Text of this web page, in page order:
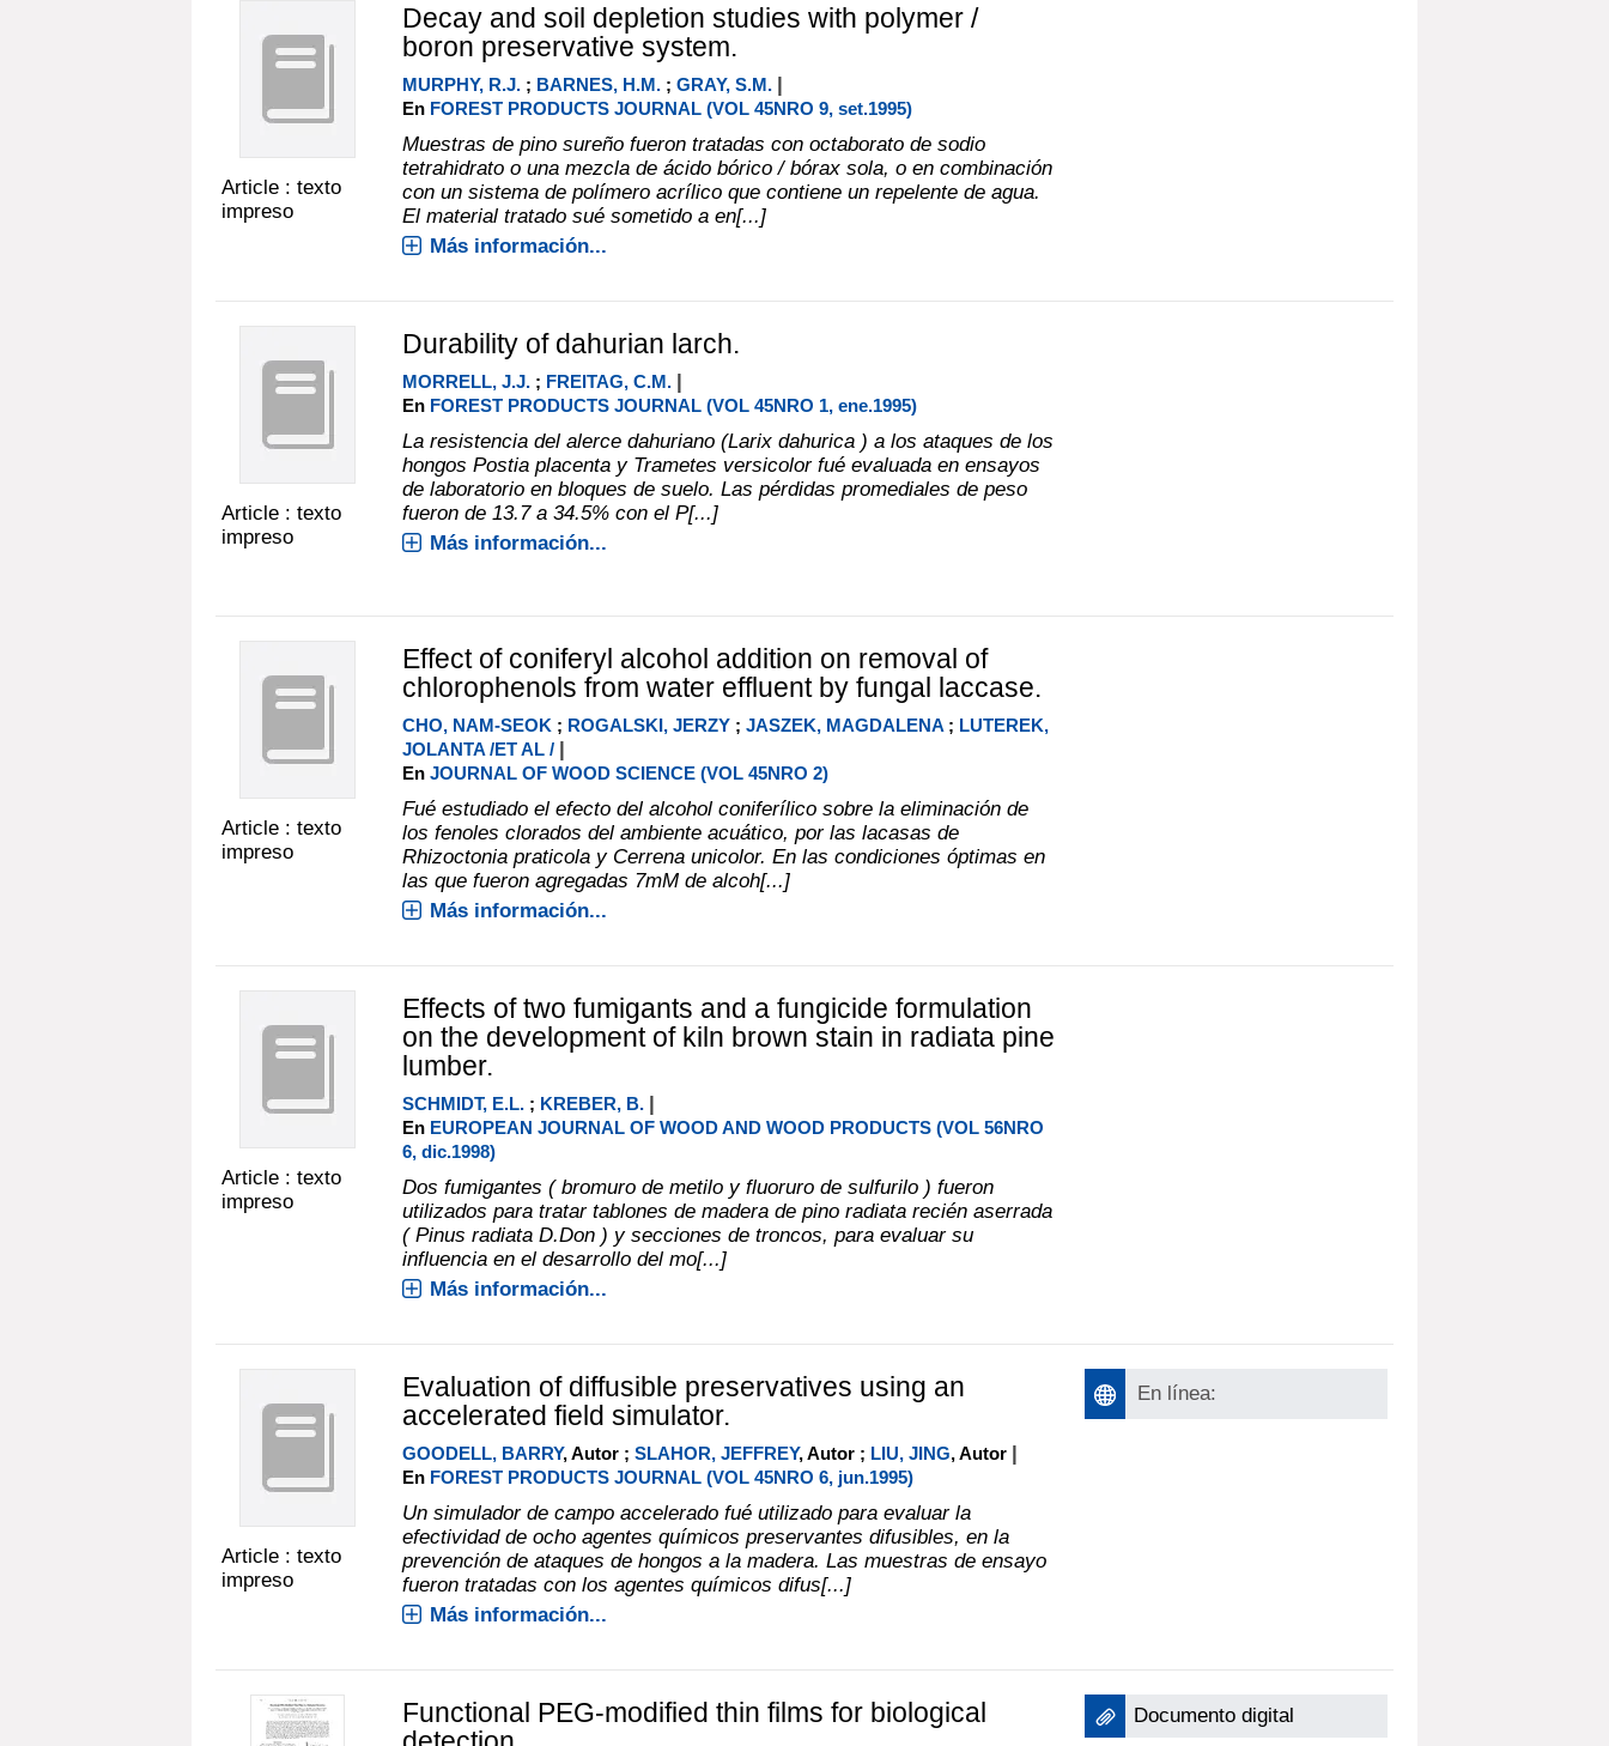
Article : texto
impreso
Decay and soil depletion studies with polymer /
boron preservative system.
MURPHY, R.J.; BARNES, H.M.; GRAY, S.M. |
En FOREST PRODUCTS JOURNAL (VOL 45NRO 9, set.1995)
Muestras de pino sureño fueron tratadas con octaborato de sodio
tetrahidrato o una mezcla de ácido bórico / bórax sola, o en combinación
con un sistema de polímero acrílico que contiene un repelente de agua.
El material tratado sué sometido a en[...]
Más información...
Article : texto
impreso
Durability of dahurian larch.
MORRELL, J.J.; FREITAG, C.M. |
En FOREST PRODUCTS JOURNAL (VOL 45NRO 1, ene.1995)
La resistencia del alerce dahuriano (Larix dahurica ) a los ataques de los
hongos Postia placenta y Trametes versicolor fué evaluada en ensayos
de laboratorio en bloques de suelo. Las pérdidas promediales de peso
fueron de 13.7 a 34.5% con el P[...]
Más información...
Article : texto
impreso
Effect of coniferyl alcohol addition on removal of
chlorophenols from water effluent by fungal laccase.
CHO, NAM-SEOK ; ROGALSKI, JERZY; JASZEK, MAGDALENA; LUTEREK,
JOLANTA /ET AL / |
En JOURNAL OF WOOD SCIENCE (VOL 45NRO 2)
Fué estudiado el efecto del alcohol coniferílico sobre la eliminación de
los fenoles clorados del ambiente acuático, por las lacasas de
Rhizoctonia praticola y Cerrena unicolor. En las condiciones óptimas en
las que fueron agregadas 7mM de alcoh[...]
Más información...
Article : texto
impreso
Effects of two fumigants and a fungicide formulation
on the development of kiln brown stain in radiata pine
lumber.
SCHMIDT, E.L.; KREBER, B. |
En EUROPEAN JOURNAL OF WOOD AND WOOD PRODUCTS (VOL 56NRO
6, dic.1998)
Dos fumigantes ( bromuro de metilo y fluoruro de sulfurilo ) fueron
utilizados para tratar tablones de madera de pino radiata recién aserrada
( Pinus radiata D.Don ) y secciones de troncos, para evaluar su
influencia en el desarrollo del mo[...]
Más información...
Article : texto
impreso
Evaluation of diffusible preservatives using an
accelerated field simulator.
GOODELL, BARRY, Autor ; SLAHOR, JEFFREY, Autor ; LIU, JING, Autor |
En FOREST PRODUCTS JOURNAL (VOL 45NRO 6, jun.1995)
Un simulador de campo accelerado fué utilizado para evaluar la
efectividad de ocho agentes químicos preservantes difusibles, en la
prevención de ataques de hongos a la madera. Las muestras de ensayo
fueron tratadas con los agentes químicos difus[...]
Más información...
En línea:
Functional PEG-modified thin films for biological
Documento digital